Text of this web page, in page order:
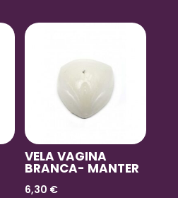
VELA VAGINA
BRANCA- MANTER
6,30 €